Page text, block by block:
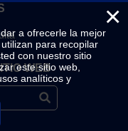
WEB
×
a ofrecerle la mejor
para recopilar
con nuestro sitio
este sitio web,
analíticos y